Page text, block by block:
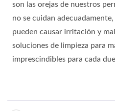
son las orejas de nuestros
no se cuidan
pueden causar irritación y
soluciones de limpieza para
imprescindibles para cada